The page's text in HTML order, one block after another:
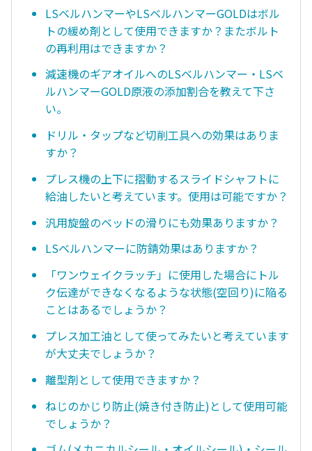
LSベルハンマーやLSベルハンマーGOLDはボル
トの緩め剤として使用できますか？またボルト
の再利用はできますか？
減速機のギアオイルへのLSベルハンマー・LSベ
ルハンマーGOLD原液の添加割合を教えて下さ
い。
ドリル・タップなど切削工具への効果はありま
すか？
プレス機の上下に摺動するスライドシャフトに
給油したいと考えています。使用は可能ですか？
汎用旋盤のベッドの滑りにも効果ありますか？
LSベルハンマーに防錆効果はありますか？
「ワンウェイクラッチ」に使用した場合にトル
ク伝達ができなくなるような状態(空回り)に陥る
ことはあるでしょうか？
プレス加工油として使ってみたいと考えています
が大丈夫でしょうか？
離型剤として使用できますか？
ねじのかじり防止(焼き付き防止)として使用可能
でしょうか？